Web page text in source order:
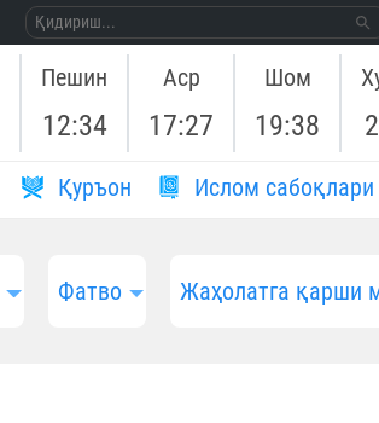
Пешин
12:34
Аср
17:27
Шом
19:38
Қуръон Ислом сабоқлари
Фатво Жаҳолатга қарши